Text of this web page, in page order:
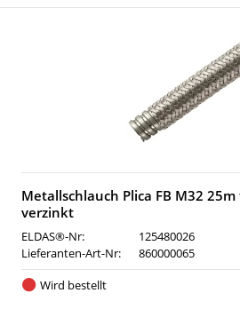
Metallschlauch Plica FB M32
verzinkt
ELDAS®-Nr:
125480026
Lieferanten-Art-Nr:
860000065
Wird bestellt